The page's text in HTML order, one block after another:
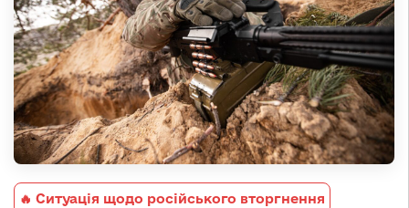
🔥 Ситуація щодо російського вторгнення